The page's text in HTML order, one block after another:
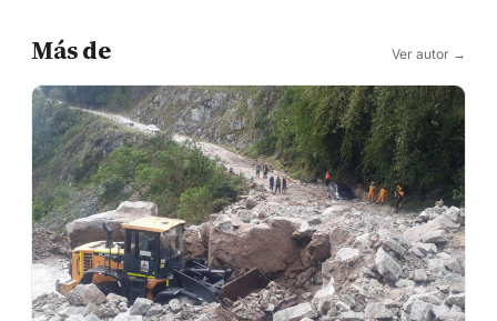
Más de Ver autor →